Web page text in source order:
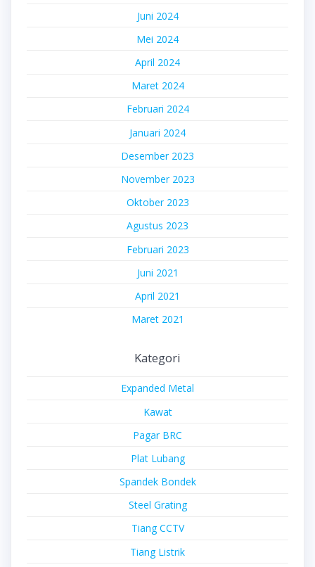
Juni 2024
Mei 2024
April 2024
Maret 2024
Februari 2024
Januari 2024
Desember 2023
November 2023
Oktober 2023
Agustus 2023
Februari 2023
Juni 2021
April 2021
Maret 2021
Kategori
Expanded Metal
Kawat
Pagar BRC
Plat Lubang
Spandek Bondek
Steel Grating
Tiang CCTV
Tiang Listrik